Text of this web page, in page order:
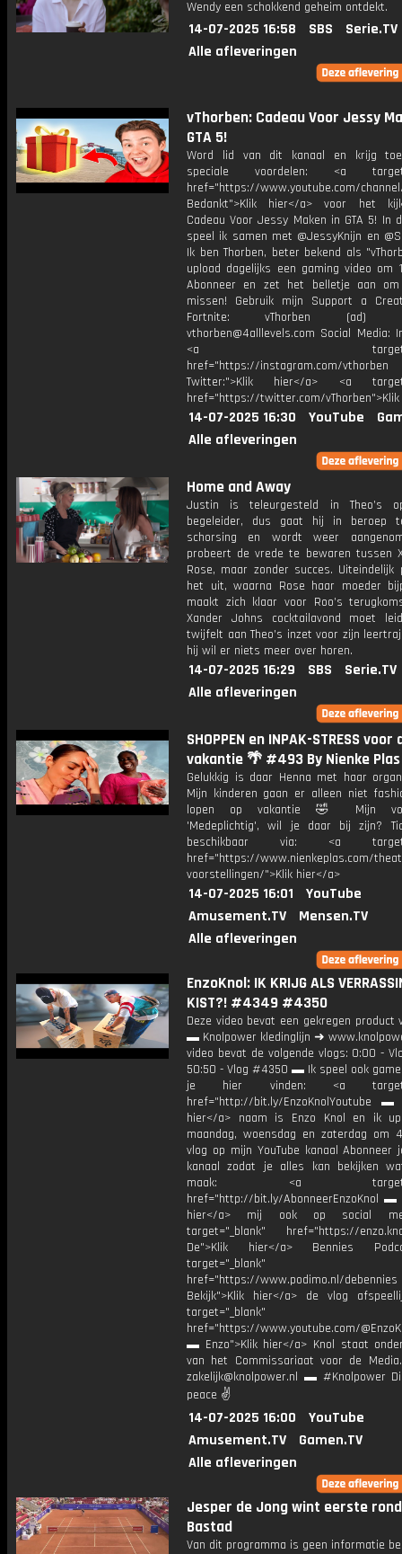
Wendy een schokkend geheim ontdekt.
14-07-2025 16:58 SBS
Serie.TV
Alle afleveringen
vThorben: Cadeau Voor Jessy
GTA 5!
Word lid van dit kanaal en krijg
speciale voordelen: <a
href="https://www.youtube.com/channel/
Bedankt">Klik hier</a> voor het
Cadeau Voor Jessy Maken in GTA 5! In
speel ik samen met @JessyKnijn en
Ik ben Thorben, beter bekend als
upload dagelijks een gaming video om
Abonneer en zet het belletje aan
missen! Gebruik mijn Support a
Fortnite: vThorben (ad)
vthorben@4alllevels.com Social Media:
<a
href="https://instagram.com/vthorben
Twitter:">Klik hier</a> <a
href="https://twitter.com/
14-07-2025 16:30 YouTube
Alle afleveringen
Home and Away
Justin is teleurgesteld in Theo’s
begeleider, dus gaat hij in beroep
schorsing en wordt weer
probeert de vrede te bewaren tussen
Rose, maar zonder succes. Uiteindelijk
het uit, waarna Rose haar moeder
maakt zich klaar voor Roo’s
Xander Johns cocktailavond moet
twijfelt aan Theo’s inzet voor zijn
hij wil er niets meer over horen.
14-07-2025 16:29 SBS
Serie.TV
Alle afleveringen
SHOPPEN en INPAK-STRESS voor
vakantie 🌴 #493 By Nienke Plas
Gelukkig is daar Henna met haar
Mijn kinderen gaan er alleen niet
lopen op vakantie 🤣 Mijn
'Medeplichtig', wil je daar bij zijn?
beschikbaar via: <a
href="https://www.nienkeplas.com/
voorstellingen/">Klik hier</a>
14-07-2025 16:01
YouTube
Amusement.TV
Mensen.TV
Alle afleveringen
EnzoKnol: IK KRIJG ALS
KIST?! #4349 #4350
Deze video bevat een gekregen product
▬ Knolpower kledinglijn ➜
video bevat de volgende vlogs: 0:00 -
50:50 - Vlog #4350 ▬ Ik speel ook
je hier vinden: <a
href="http://bit.ly/EnzoKnolYoutube ▬
hier</a> naam is Enzo Knol en ik
maandag, woensdag en zaterdag om
vlog op mijn YouTube kanaal Abonneer
kanaal zodat je alles kan bekijken
maak: <a
href="http://bit.ly/AbonneerEnzoKnol ▬
hier</a> mij ook op social
target="_blank" href="https://
De">Klik hier</a> Bennies
target="_blank"
href="https://www.podimo.nl/debennies
Bekijk">Klik hier</a> de vlog
target="_blank"
href="https://www.youtube.com/
▬ Enzo">Klik hier</a> Knol staat
van het Commissariaat voor de
zakelijk@knolpower.nl ▬ #Knolpower
peace ✌
14-07-2025 16:00
YouTube
Amusement.TV
Gamen.TV
Alle afleveringen
Jesper de Jong wint eerste
Bastad
Van dit programma is geen informatie